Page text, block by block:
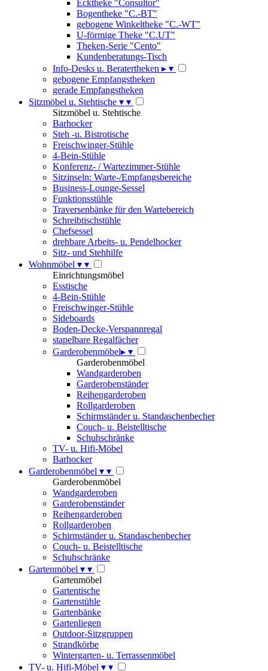
Ecktheke "Consultor"
Bogentheke "C.-BT"
gebogene Winkeltheke "C.-WT"
U-förmige Theke "C.UT"
Theken-Serie "Cento"
Kundenberatungs-Tisch
Info-Desks u. Beratertheken ▸ ▾
gebogene Empfangstheken
gerade Empfangstheken
Sitzmöbel u. Stehtische ▾ ▾
Sitzmöbel u. Stehtische
Barhocker
Steh -u. Bistrotische
Freischwinger-Stühle
4-Bein-Stühle
Konferenz- / Wartezimmer-Stühle
Sitzinseln: Warte-/Empfangsbereiche
Business-Lounge-Sessel
Funktionsstühle
Traversenbänke für den Wartebereich
Schreibtischstühle
Chefsessel
drehbare Arbeits- u. Pendelhocker
Sitz- und Stehhilfe
Wohnmöbel ▾ ▾
Einrichtungsmöbel
Esstische
4-Bein-Stühle
Freischwinger-Stühle
Sideboards
Boden-Decke-Verspannregal
stapelbare Regalfächer
Garderobenmöbel▸ ▾
Garderobenmöbel
Wandgarderoben
Garderobenständer
Reihengarderoben
Rollgarderoben
Schirmständer u. Standaschenbecher
Couch- u. Beistelltische
Schuhschränke
TV- u. Hifi-Möbel
Barhocker
Garderobenmöbel ▾ ▾
Garderobenmöbel
Wandgarderoben
Garderobenständer
Reihengarderoben
Rollgarderoben
Schirmständer u. Standaschenbecher
Couch- u. Beistelltische
Schuhschränke
Gartenmöbel ▾ ▾
Gartenmöbel
Gartentische
Gartenstühle
Gartenbänke
Gartenliegen
Outdoor-Sitzgruppen
Strandkörbe
Wintergarten- u. Terrassenmöbel
TV- u. Hifi-Möbel ▾ ▾